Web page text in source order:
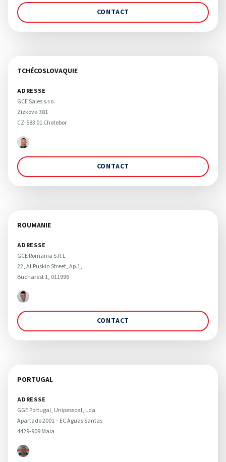
CONTACT
TCHÉCOSLOVAQUIE
ADRESSE
GCE Sales s.r.o.
Zizkova 381
CZ-583 01 Chotebor
CONTACT
ROUMANIE
ADRESSE
GCE Romania S.R.L
22, Al.Puskin Street, Ap.1,
Bucharest 1, 011996
CONTACT
PORTUGAL
ADRESSE
GGE Portugal, Unipessoal, Lda
Apartado 2001 – EC Águas Santas
4429-909 Maia